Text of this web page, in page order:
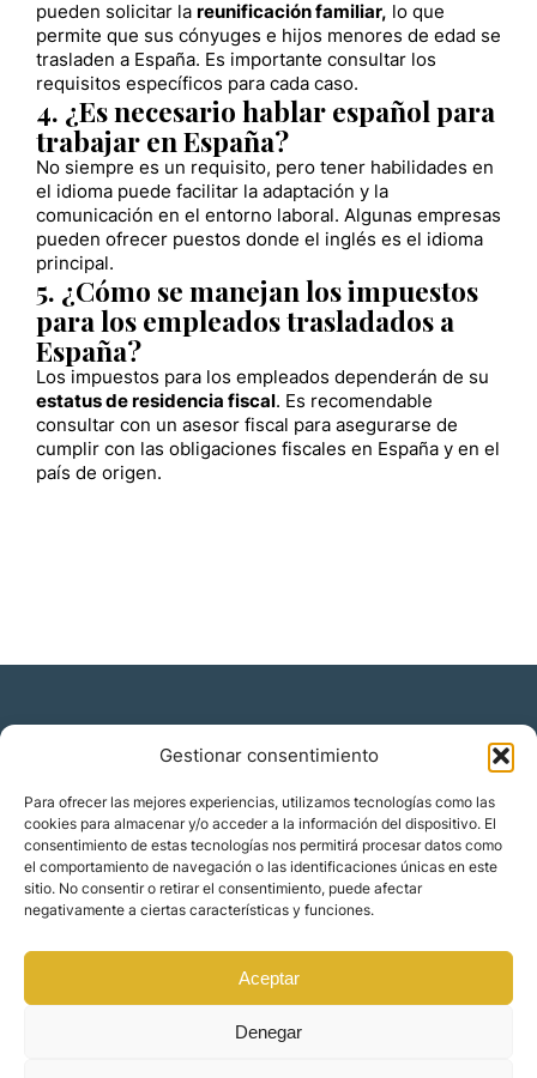
Gestionar consentimiento
Para ofrecer las mejores experiencias, utilizamos tecnologías como las
cookies para almacenar y/o acceder a la información del dispositivo. El
consentimiento de estas tecnologías nos permitirá procesar datos como
el comportamiento de navegación o las identificaciones únicas en este
sitio. No consentir o retirar el consentimiento, puede afectar
negativamente a ciertas características y funciones.
Aceptar
Denegar
pueden solicitar la reunificación familiar, lo que
permite que sus cónyuges e hijos menores de edad se
trasladen a España. Es importante consultar los
requisitos específicos para cada caso.
4. ¿Es necesario hablar español para
trabajar en España?
No siempre es un requisito, pero tener habilidades en
el idioma puede facilitar la adaptación y la
comunicación en el entorno laboral. Algunas empresas
pueden ofrecer puestos donde el inglés es el idioma
principal.
5. ¿Cómo se manejan los impuestos
para los empleados trasladados a
España?
Los impuestos para los empleados dependerán de su
estatus de residencia fiscal. Es recomendable
consultar con un asesor fiscal para asegurarse de
cumplir con las obligaciones fiscales en España y en el
país de origen.
Residencia y ciudadanía
Migración corporativa
Nómadas digitales
Colabora con nosotros
Quiénes somos
Contacto
Localizaciones
Orience | © 2025 Todos los derechos reservados